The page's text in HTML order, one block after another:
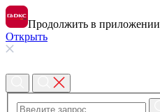
Продолжить в приложении
Открыть